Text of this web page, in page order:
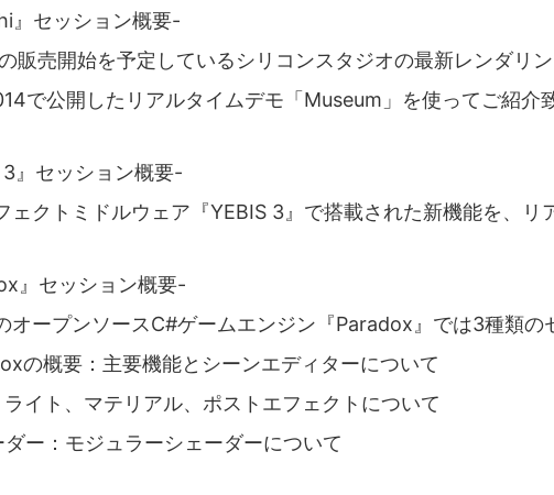
』セッション概要-
販売開始を予定しているシリコンスタジオの最新レンダリ
で公開したリアルタイムデモ「Museum」を使ってご紹介
』セッション概要-
ェクトミドルウェア『YEBIS 3』で搭載された新機能を、リ
』セッション概要-
オープンソースC#ゲームエンジン『Paradox』では3種類の
の概要：主要機能とシーンエディターについて
イト、マテリアル、ポストエフェクトについて
ー：モジュラーシェーダーについて